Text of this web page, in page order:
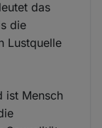
das
die
Lustquelle
ist Mensch